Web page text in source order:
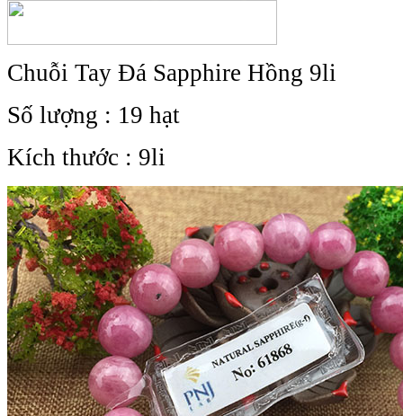
Chuỗi Tay Đá Sapphire Hồng 9li
Số lượng : 19 hạt
Kích thước : 9li